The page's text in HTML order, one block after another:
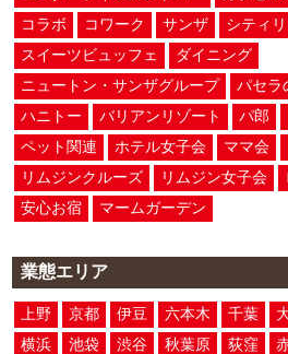
コラボ
コワーク サンザ
シティ
スイーツビュッフェ
ダイニング
ニュートン・サンザグループ
パセラ
ハニトー
バリアンリゾート パ郎
ペット関連
ホテル女子会 ママ会
リムジンクルーズ
リムジン女子会
安心お宿
マームガーデン
業態エリア
上野 京都 伊豆 六本木 千葉
横浜
池袋 渋谷 秋葉原 荻窪